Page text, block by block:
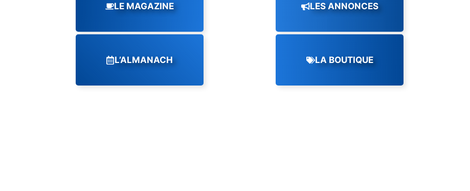
LE MAGAZINE LES ANNONCES
L’ALMANACH LA BOUTIQUE